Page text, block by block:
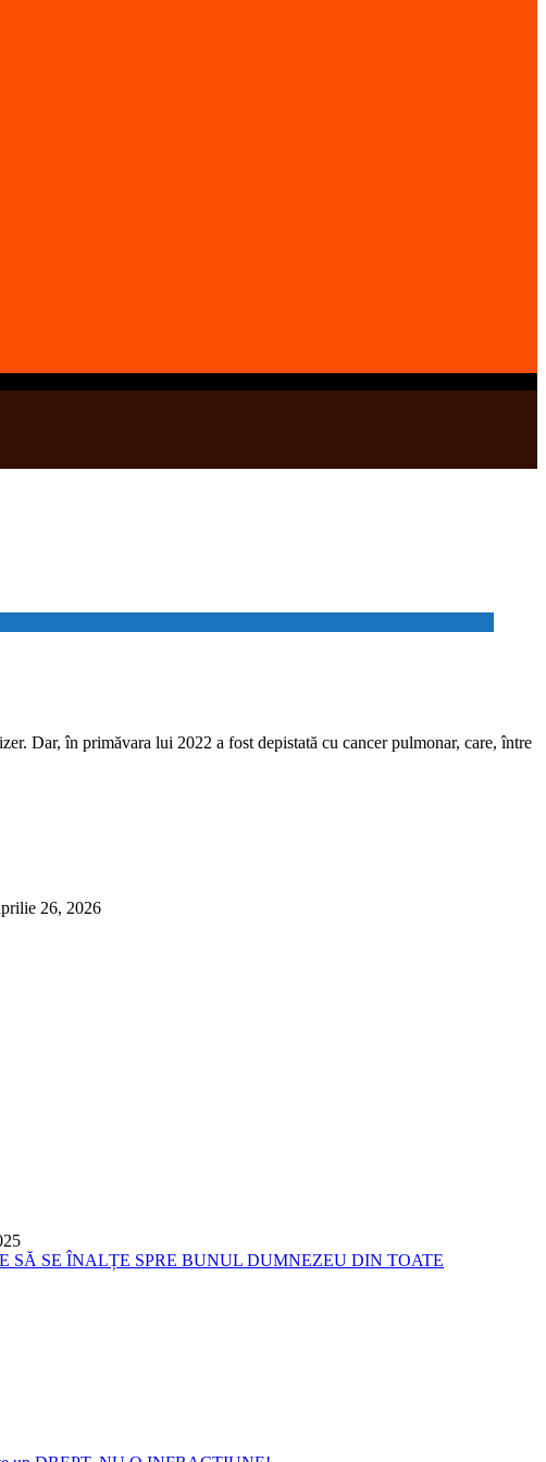
Dar, în primăvara lui 2022 a fost depistată cu cancer pulmonar, care, între
26, 2026
SE ÎNALȚE SPRE BUNUL DUMNEZEU DIN TOATE